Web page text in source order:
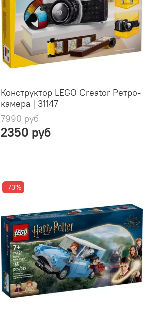
Конструктор LEGO Creator Ретро-
камера | 31147
7990 руб
2350 руб
-73%